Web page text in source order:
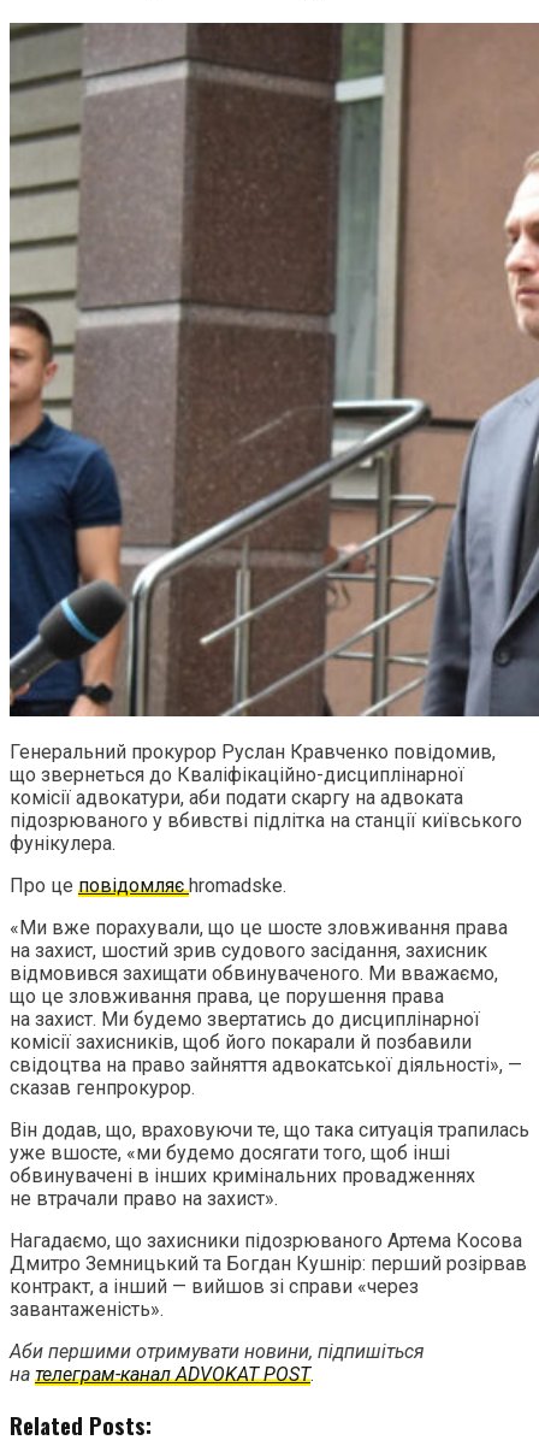
Генеральний прокурор Руслан Кравченко повідомив,
що звернеться до Кваліфікаційно-дисциплінарної
комісії адвокатури, аби подати скаргу на адвоката
підозрюваного у вбивстві підлітка на станції київського
фунікулера.
Про це повідомляєhromadske.
«Ми вже порахували, що це шосте зловживання права
на захист, шостий зрив судового засідання, захисник
відмовився захищати обвинуваченого. Ми вважаємо,
що це зловживання права, це порушення права
на захист. Ми будемо звертатись до дисциплінарної
комісії захисників, щоб його покарали й позбавили
свідоцтва на право зайняття адвокатської діяльності», —
сказав генпрокурор.
Він додав, що, враховуючи те, що така ситуація трапилась
уже вшосте, «ми будемо досягати того, щоб інші
обвинувачені в інших кримінальних провадженнях
не втрачали право на захист».
Нагадаємо, що захисники підозрюваного Артема Косова
Дмитро Земницький та Богдан Кушнір: перший розірвав
контракт, а інший — вийшов зі справи «через
завантаженість».
Аби першими отримувати новини, підпишіться
на телеграм-канал ADVOKAT POST.
Related Posts: